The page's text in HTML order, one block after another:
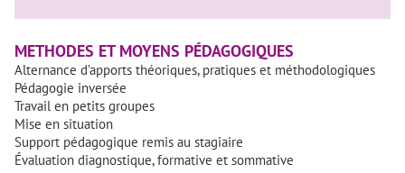
METHODES ET MOYENS PÉDAGOGIQUES
Alternance d’apports théoriques, pratiques et méthodologiques
Pédagogie inversée
Travail en petits groupes
Mise en situation
Support pédagogique remis au stagiaire
Évaluation diagnostique, formative et sommative